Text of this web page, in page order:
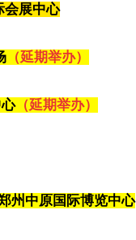
会展中心
（延期举办）
（延期举办）
州中原国际博览中心